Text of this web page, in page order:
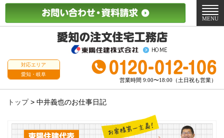
対応エリア
愛知・岐阜
営業時間 9:00〜18:00（土日祝も営業）
メ
ニ
MENU
トップ> 中井義也のお仕事日記